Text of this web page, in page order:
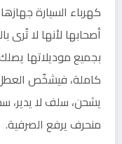
كهرباء السيارة
أصحابها لأنها لا تُرى
بجميع موديلاتها
كاملة، فيشخّص
يشحن، سلف لا يدير،
منحرف يرفع الصرفية.